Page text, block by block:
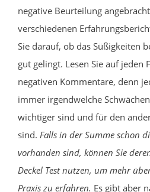
negative Beurteilung
verschiedenen
Sie darauf, ob das Süßigkeiten
gut gelingt. Lesen Sie auf jeden
negativen Kommentare, denn
immer irgendwelche
wichtiger sind und für den
sind. Falls in der Summe schon
vorhanden sind, können Sie
Deckel Test nutzen, um mehr
Praxis zu erfahren. Es gibt aber